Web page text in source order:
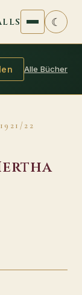
☾
Alle Bücher
22